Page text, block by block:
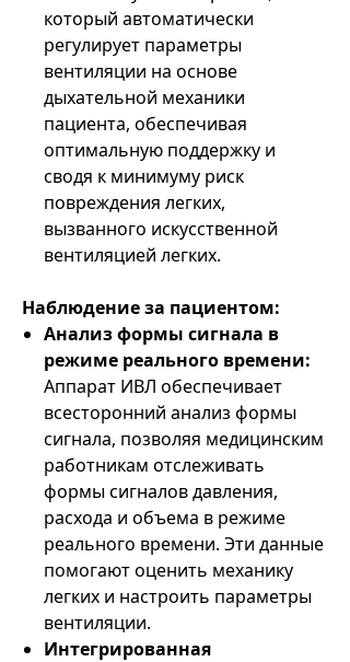
который автоматически
регулирует параметры
вентиляции на основе
дыхательной механики
пациента, обеспечивая
оптимальную поддержку и
сводя к минимуму риск
повреждения легких,
вызванного искусственной
вентиляцией легких.
Наблюдение за пациентом:
Анализ формы сигнала в
режиме реального времени:
Аппарат ИВЛ обеспечивает
всесторонний анализ формы
сигнала, позволяя медицинским
работникам отслеживать
формы сигналов давления,
расхода и объема в режиме
реального времени. Эти данные
помогают оценить механику
легких и настроить параметры
вентиляции.
Интегрированная